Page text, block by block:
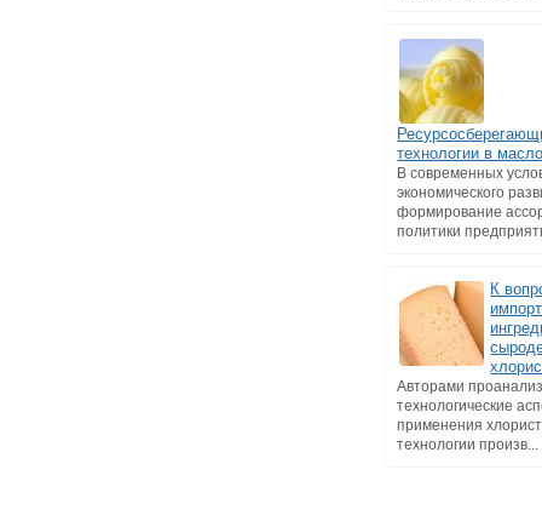
технологии в
В современных
экономического
формирование
политики
К
Авторами
технологические
применения
технологии произв...